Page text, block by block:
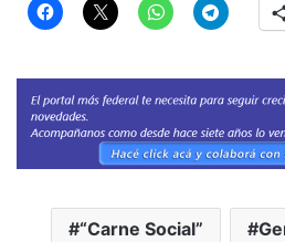
“Carne Social”